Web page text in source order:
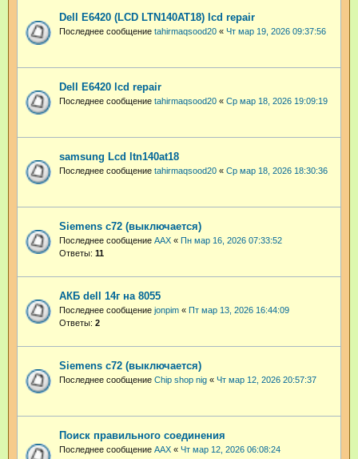
Dell E6420 (LCD LTN140AT18) lcd repair
Последнее сообщение tahirmaqsood20 « Чт мар 19, 2026 09:37:56
Dell E6420 lcd repair
Последнее сообщение tahirmaqsood20 « Ср мар 18, 2026 19:09:19
samsung Lcd ltn140at18
Последнее сообщение tahirmaqsood20 « Ср мар 18, 2026 18:30:36
Siemens c72 (выключается)
Последнее сообщение AAX « Пн мар 16, 2026 07:33:52
Ответы: 11
АКБ dell 14г на 8055
Последнее сообщение jonpim « Пт мар 13, 2026 16:44:09
Ответы: 2
Siemens c72 (выключается)
Последнее сообщение Chip shop nig « Чт мар 12, 2026 20:57:37
Поиск правильного соединения
Последнее сообщение AAX « Чт мар 12, 2026 06:08:24